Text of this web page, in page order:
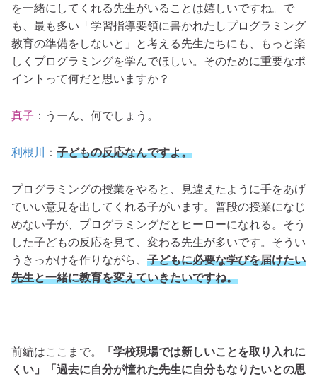
を一緒にしてくれる先生がいることは嬉しいですね。で
も、最も多い「学習指導要領に書かれたしプログラミング
教育の準備をしないと」と考える先生たちにも、もっと楽
しくプログラミングを学んでほしい。そのために重要なポ
イントって何だと思いますか？
真子 ：うーん、何でしょう。
利根川 ： 子どもの反応なんですよ。
プログラミングの授業をやると、見違えたように手をあげ
ていい意見を出してくれる子がいます。普段の授業になじ
めない子が、プログラミングだとヒーローになれる。そう
した子どもの反応を見て、変わる先生が多いです。そうい
うきっかけを作りながら、 子どもに必要な学びを届けたい
先生と一緒に教育を変えていきたいですね。
前編はここまで。
「学校現場では新しいことを取り入れに
くい」「過去に自分が憧れた先生に自分もなりたいとの思